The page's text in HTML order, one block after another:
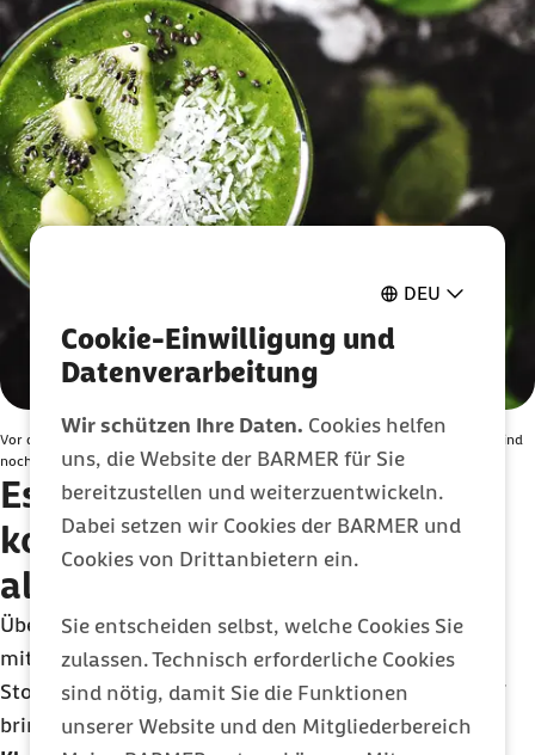
DEU
Cookie-Einwilligung und
Datenverarbeitung
Wir schützen Ihre Daten. Cookies helfen
uns, die Website der BARMER für Sie
bereitzustellen und weiterzuentwickeln.
Dabei setzen wir Cookies der BARMER und
Cookies von Drittanbietern ein.
Sie entscheiden selbst, welche Cookies Sie
zulassen. Technisch erforderliche Cookies
sind nötig, damit Sie die Funktionen
unserer Website und den Mitgliederbereich
Vor dem Schlafen Kiwis essen? Mögliche schlaffördernde Effekte der Frucht sind
noch nicht ausreichend gesichert.
Essen vor dem Schlafen
komplettskippen: Nicht für
alle eine gute Idee
Überspringst du das Essen am Abend, bist du
mittendrin imIntervallfasten. Das kann den
Stoffwechsel verändern. Ob es einen besseren Schlaf
bringt, ist jedoch bislang nicht geklärt.